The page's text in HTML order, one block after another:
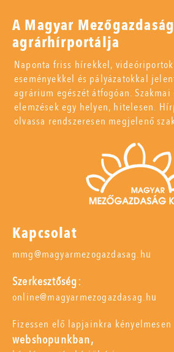
A Magyar
agrárhírportálja
Naponta friss hírekkel,
eseményekkel és pályázatokkal
agrárium egészét átfogóan.
elemzések egy helyen, hitelesen.
olvassa rendszeresen megjelenő
Kapcsolat
mmg@magyarmezogazdasag.hu
Szerkesztőség:
online@magyarmezogazdasag.hu
Fizessen elő lapjainkra kényelmesen
webshopunkban,